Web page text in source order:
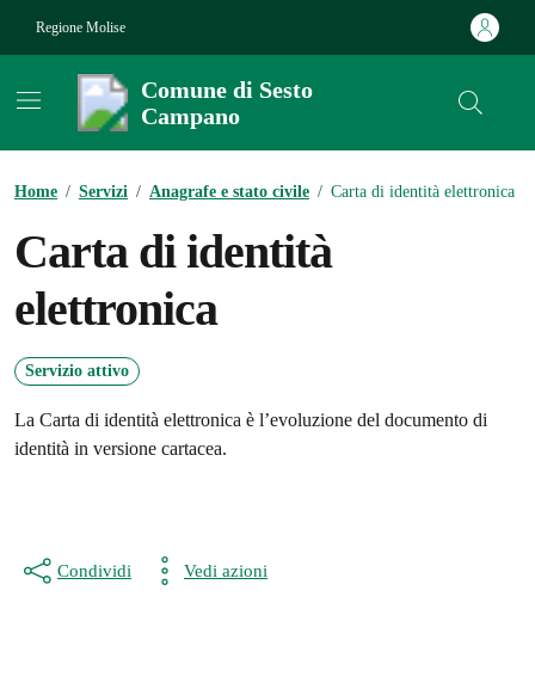
Regione Molise
Comune di Sesto
Campano
Home / Servizi / Anagrafe e stato civile / Carta di identità elettronica
Carta di identità
elettronica
Servizio attivo
La Carta di identità elettronica è l’evoluzione del documento di
identità in versione cartacea.
Condividi Vedi azioni